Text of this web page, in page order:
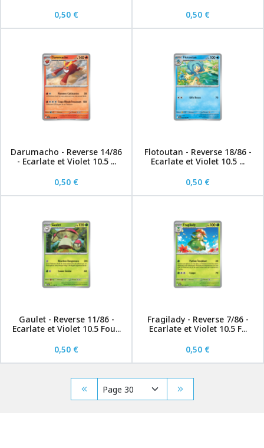
0,50 €
0,50 €
Darumacho - Reverse 14/86
- Ecarlate et Violet 10.5 ...
0,50 €
Flotoutan - Reverse 18/86 -
Ecarlate et Violet 10.5 ...
0,50 €
Gaulet - Reverse 11/86 -
Ecarlate et Violet 10.5 Fou...
0,50 €
Fragilady - Reverse 7/86 -
Ecarlate et Violet 10.5 F...
0,50 €